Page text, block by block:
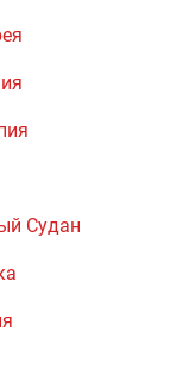
Судан